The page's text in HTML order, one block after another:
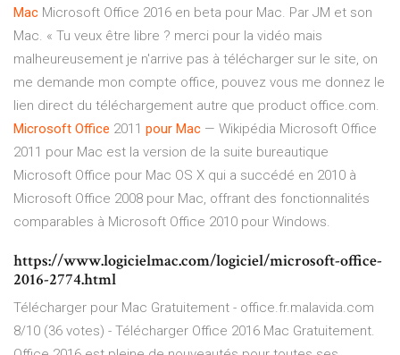
Mac Microsoft Office 2016 en beta pour Mac. Par JM et son
Mac. « Tu veux être libre ? merci pour la vidéo mais
malheureusement je n'arrive pas à télécharger sur le site, on
me demande mon compte office, pouvez vous me donnez le
lien direct du téléchargement autre que product office.com.
Microsoft Office 2011 pour Mac — Wikipédia Microsoft Office
2011 pour Mac est la version de la suite bureautique
Microsoft Office pour Mac OS X qui a succédé en 2010 à
Microsoft Office 2008 pour Mac, offrant des fonctionnalités
comparables à Microsoft Office 2010 pour Windows.
https://www.logicielmac.com/logiciel/microsoft-office-
2016-2774.html
Télécharger pour Mac Gratuitement - office.fr.malavida.com
8/10 (36 votes) - Télécharger Office 2016 Mac Gratuitement.